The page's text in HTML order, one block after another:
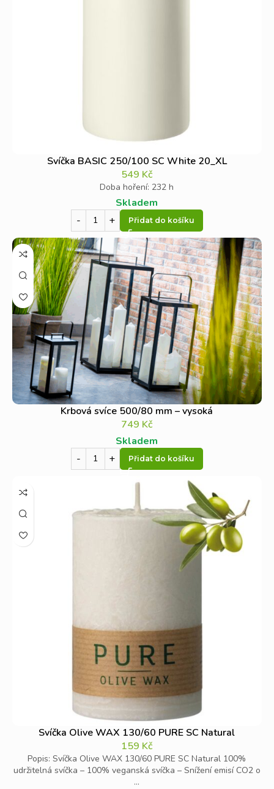
Svíčka BASIC 250/100 SC White 20_XL
549 Kč
Doba hoření: 232 h
Skladem
Přidat do košíku
Krbová svíce 500/80 mm – vysoká
749 Kč
Skladem
Přidat do košíku
Svíčka Olive WAX 130/60 PURE SC Natural
159 Kč
Popis: Svíčka Olive WAX 130/60 PURE SC Natural 100%
udržitelná svíčka – 100% veganská svíčka – Snížení emisí CO2 o
...